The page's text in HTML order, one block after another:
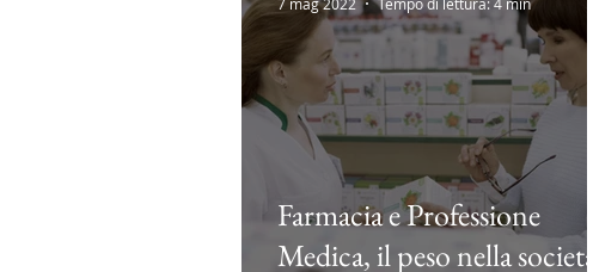
Farmacia e Professione
Medica, il peso nella società